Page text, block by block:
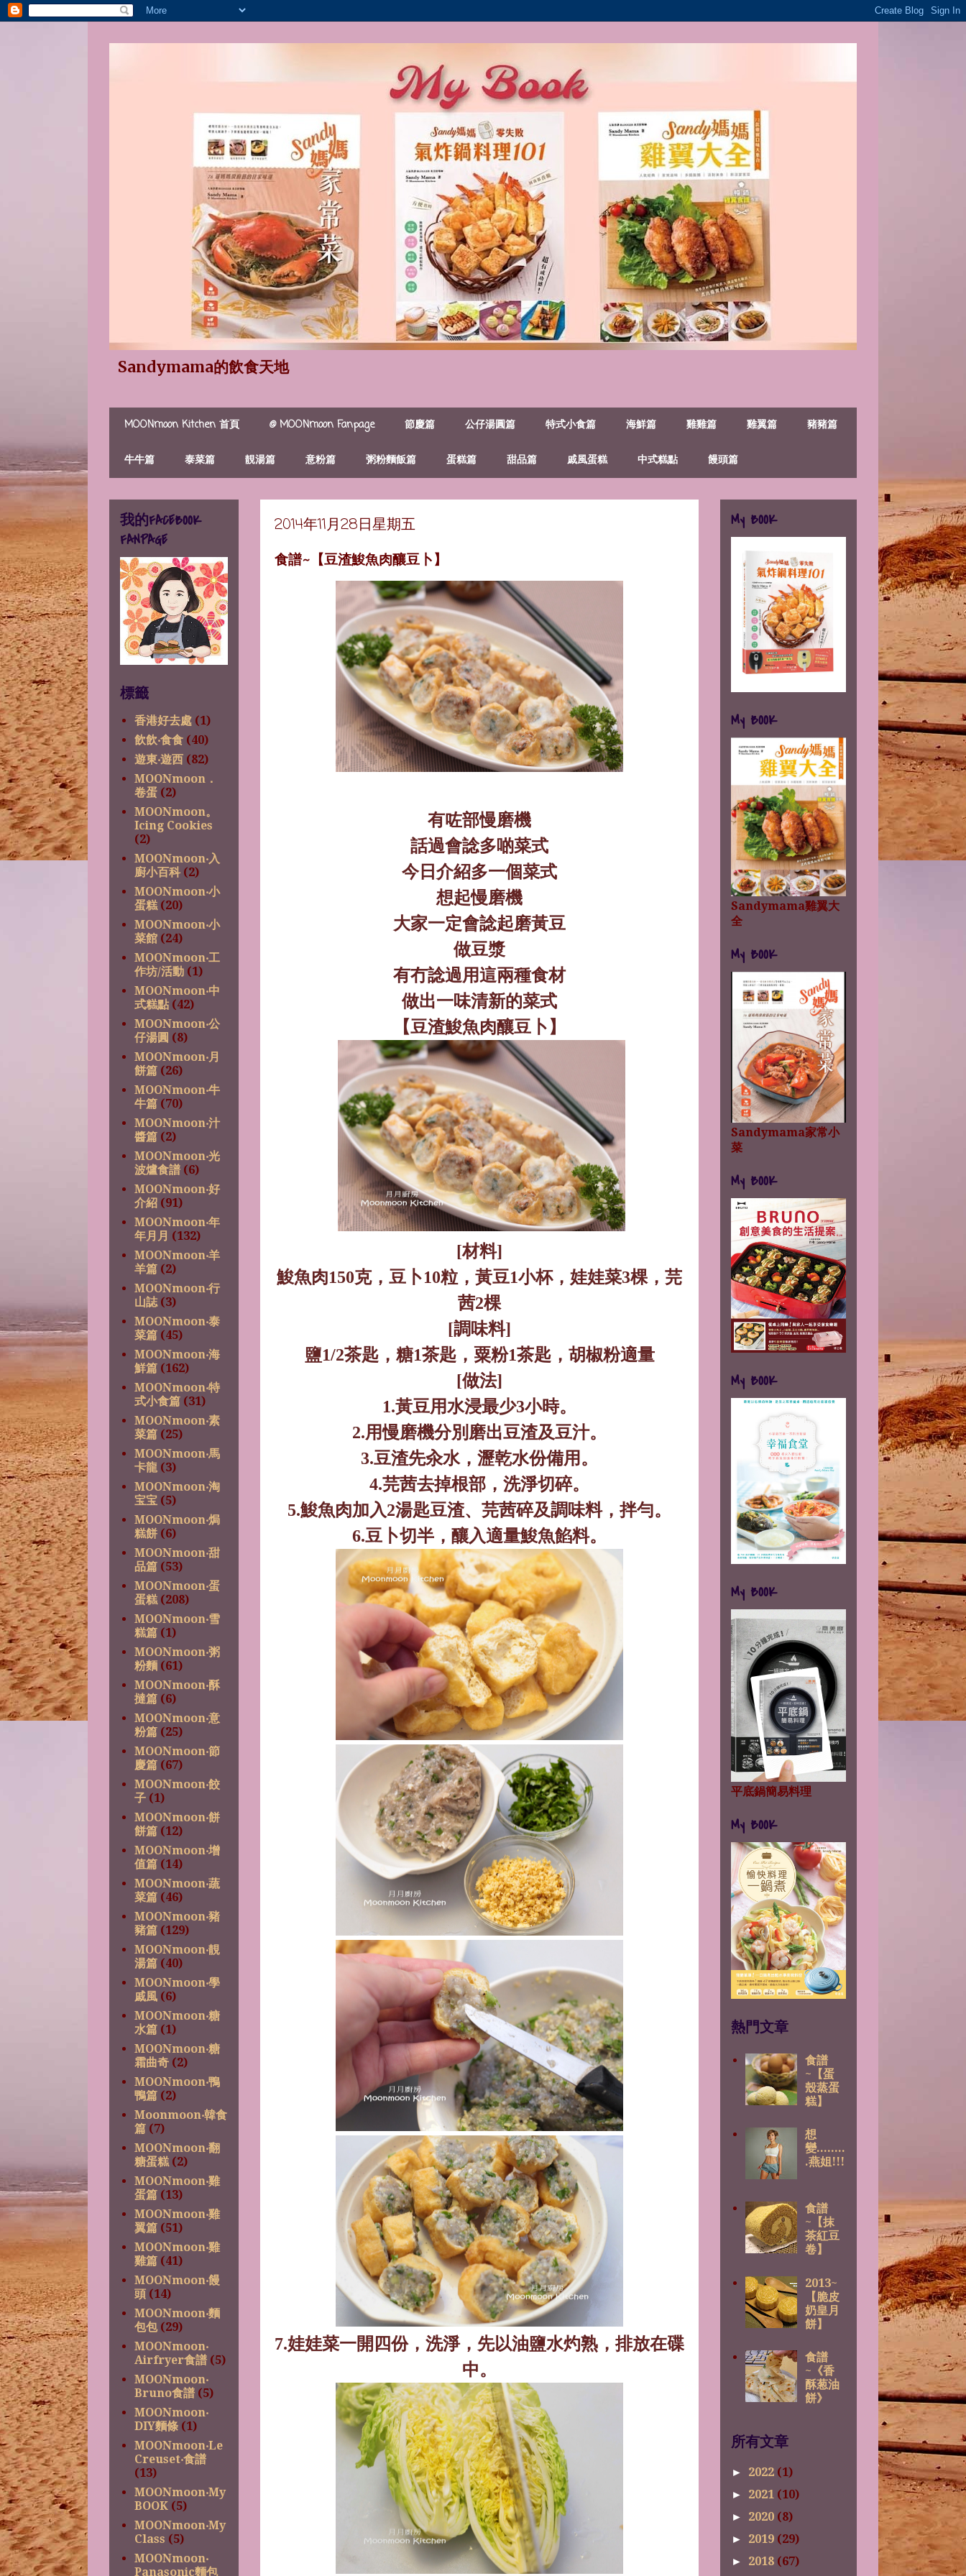
Sandymama的飲食天地
MOONmoon Kitchen 首頁 @ MOONmoon Fanpage 節慶篇 公仔湯圓篇 特式小食篇 海鮮篇 雞雞篇 雞翼篇 豬豬篇
牛牛篇 泰菜篇 靚湯篇 意粉篇 粥粉麵飯篇 蛋糕篇 甜品篇 戚風蛋糕 中式糕點 饅頭篇
2014年11月28日星期五
食譜~【豆渣鮻魚肉釀豆卜】
有咗部慢磨機
話過會諗多啲菜式
今日介紹多一個菜式
想起慢磨機
大家一定會諗起磨黃豆
做豆漿
有冇諗過用這兩種食材
做出一味清新的菜式
【豆渣鮻魚肉釀豆卜】
[材料]
鮻魚肉150克，豆卜10粒 ， 黃豆1小杯， 娃娃菜3棵， 芫
茜2棵
[調味料]
鹽1/2茶匙， 糖1茶匙， 粟粉1茶匙， 胡椒粉適量
[做法]
1.黃豆用水浸最少3小時。
2.用慢磨機分別磨出豆渣及豆汁。
3.豆渣先汆水，瀝乾水份備用。
4.芫茜去掉根部，洗淨切碎。
5.鮻魚肉加入2湯匙豆渣、芫茜碎及調味料，拌勻。
6.豆卜切半，釀入適量鮻魚餡料。
7.娃娃菜一開四份，洗淨，先以油鹽水灼熟，排放在碟
中。
我的FACEBOOK
FANPAGE
標籤
香港好去處 (1)
飲飲‧食食 (40)
遊東‧遊西 (82)
MOONmoon．
卷蛋 (2)
MOONmoon。
Icing Cookies
(2)
MOONmoon‧入
廚小百科 (2)
MOONmoon‧小
蛋糕 (20)
MOONmoon‧小
菜館 (24)
MOONmoon‧工
作坊/活動 (1)
MOONmoon‧中
式糕點 (42)
MOONmoon‧公
仔湯圓 (8)
MOONmoon‧月
餅篇 (26)
MOONmoon‧牛
牛篇 (70)
MOONmoon‧汁
醬篇 (2)
MOONmoon‧光
波爐食譜 (6)
MOONmoon‧好
介紹 (91)
MOONmoon‧年
年月月 (132)
MOONmoon‧羊
羊篇 (2)
MOONmoon‧行
山誌 (3)
MOONmoon‧泰
菜篇 (45)
MOONmoon‧海
鮮篇 (162)
MOONmoon‧特
式小食篇 (31)
MOONmoon‧素
菜篇 (25)
MOONmoon‧馬
卡龍 (3)
MOONmoon‧淘
宝宝 (5)
MOONmoon‧焗
糕餅 (6)
MOONmoon‧甜
品篇 (53)
MOONmoon‧蛋
蛋糕 (208)
MOONmoon‧雪
糕篇 (1)
MOONmoon‧粥
粉麵 (61)
MOONmoon‧酥
撻篇 (6)
MOONmoon‧意
粉篇 (25)
MOONmoon‧節
慶篇 (67)
MOONmoon‧餃
子 (1)
MOONmoon‧餅
餅篇 (12)
MOONmoon‧增
值篇 (14)
MOONmoon‧蔬
菜篇 (46)
MOONmoon‧豬
豬篇 (129)
MOONmoon‧靚
湯篇 (40)
MOONmoon‧學
戚風 (6)
MOONmoon‧糖
水篇 (1)
MOONmoon‧糖
霜曲奇 (2)
MOONmoon‧鴨
鴨篇 (2)
Moonmoon‧韓食
篇 (7)
MOONmoon‧翻
糖蛋糕 (2)
MOONmoon‧雞
蛋篇 (13)
MOONmoon‧雞
翼篇 (51)
MOONmoon‧雞
雞篇 (41)
MOONmoon‧饅
頭 (14)
MOONmoon‧麵
包包 (29)
MOONmoon‧
Airfryer食譜 (5)
MOONmoon‧
Bruno食譜 (5)
MOONmoon‧
DIY麵條 (1)
MOONmoon‧Le
Creuset‧食譜
(13)
MOONmoon‧My
BOOK (5)
MOONmoon‧My
Class (5)
MOONmoon‧
Panasonic麵包
My BOOK
My BOOK
Sandymama雞翼大
全
My BOOK
Sandymama家常小
菜
My BOOK
My BOOK
My BOOK
平底鍋簡易料理
My BOOK
熱門文章
食譜
~【蛋
殼蒸蛋
糕】
想
變........
.燕姐!!!
食譜
~【抹
茶紅豆
卷】
2013~
【脆皮
奶皇月
餅】
食譜
~《香
酥葱油
餅》
所有文章
► 2022 (1)
► 2021 (10)
► 2020 (8)
► 2019 (29)
► 2018 (67)